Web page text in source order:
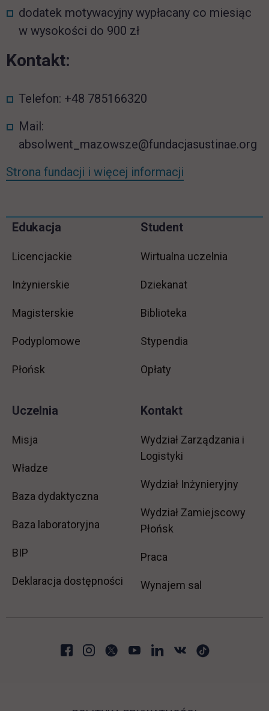
dodatek motywacyjny wypłacany co miesiąc
w wysokości do 900 zł
Kontakt:
Telefon: +48 785166320
Mail:
absolwent_mazowsze@fundacjasustinae.org
Strona fundacji i więcej informacji
Pomiń
Informacje w stopce
Edukacja
Licencjackie
Inżynierskie
Magisterskie
Podyplomowe
Płońsk
Student
Wirtualna uczelnia
Dziekanat
Biblioteka
Stypendia
Opłaty
Uczelnia
Misja
Władze
Baza dydaktyczna
Baza laboratoryjna
BIP link otwiera się w nowej karcie
Deklaracja dostępności
Kontakt
Wydział Zarządzania i
Logistyki
Wydział Inżynieryjny
Wydział Zamiejscowy
Płońsk
Praca
Wynajem sal